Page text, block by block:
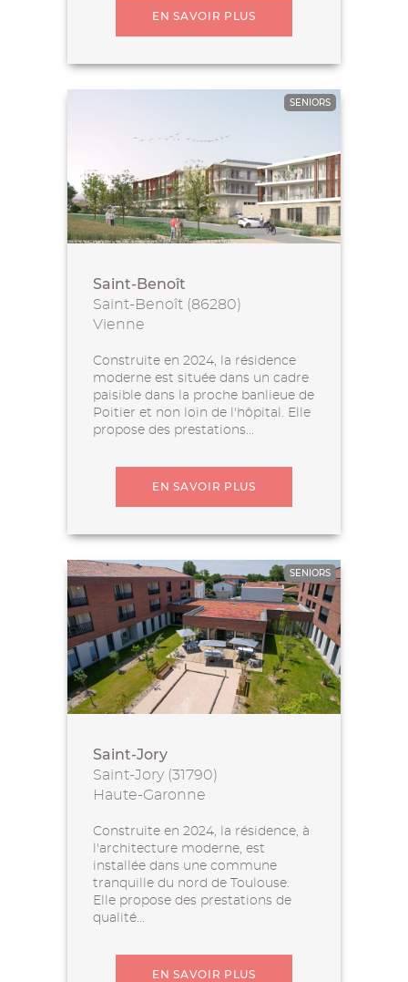
EN SAVOIR PLUS
SENIORS
Saint-Benoît
Saint-Benoît (86280)
Vienne
Construite en 2024, la résidence
moderne est située dans un cadre
paisible dans la proche banlieue de
Poitier et non loin de l'hôpital. Elle
propose des prestations...
EN SAVOIR PLUS
SENIORS
Saint-Jory
Saint-Jory (31790)
Haute-Garonne
Construite en 2024, la résidence, à
l'architecture moderne, est
installée dans une commune
tranquille du nord de Toulouse.
Elle propose des prestations de
qualité...
EN SAVOIR PLUS